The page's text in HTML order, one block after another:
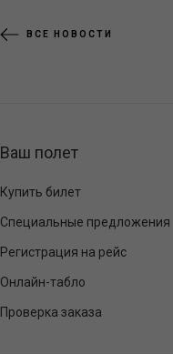
ВСЕ НОВОСТИ
Ваш полет
Купить билет
Специальные предложения
Регистрация на рейс
Онлайн-табло
Проверка заказа